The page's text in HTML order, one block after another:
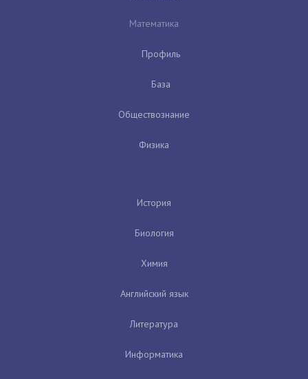
Математика
Профиль
База
Обществознание
Физика
История
Биология
Химия
Английский язык
Литература
Информатика